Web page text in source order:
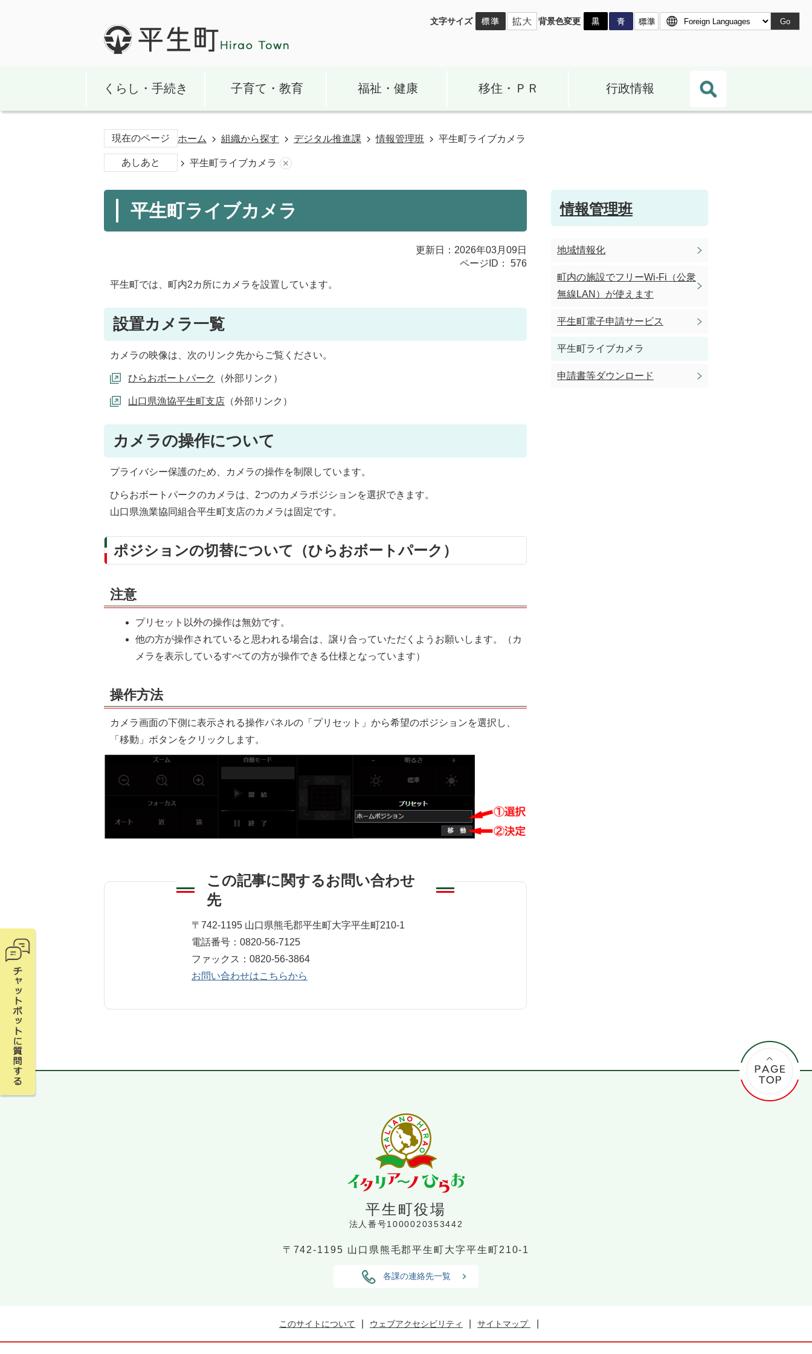
文字サイズ 背景色変更 Go
くらし・手続き 子育て・教育 福祉・健康 移住・ＰＲ 行政情報
現在のページ ホーム 組織から探す デジタル推進課 情報管理班 平生町ライブカメラ
あしあと 平生町ライブカメラ
平生町ライブカメラ
更新日：2026年03月09日
ページID：
576
平生町では、町内2カ所にカメラを設置しています。
設置カメラ一覧
カメラの映像は、次のリンク先からご覧ください。
ひらおボートパーク （外部リンク）
山口県漁協平生町支店 （外部リンク）
カメラの操作について
プライバシー保護のため、カメラの操作を制限しています。
ひらおボートパークのカメラは、2つのカメラポジションを選択できます。
山口県漁業協同組合平生町支店のカメラは固定です。
ポジションの切替について（ひらおボートパーク）
注意
プリセット以外の操作は無効です。
他の方が操作されていると思われる場合は、譲り合っていただくようお願いします。（カ
メラを表示しているすべての方が操作できる仕様となっています）
操作方法
カメラ画面の下側に表示される操作パネルの「プリセット」から希望のポジションを選択し、
「移動」ボタンをクリックします。
この記事に関するお問い合わせ
先
デジタル推進課 情報管理班
〒742-1195 山口県熊毛郡平生町大字平生町210-1
電話番号：0820-56-7125
ファックス：0820-56-3864
お問い合わせはこちらから
情報管理班
地域情報化
町内の施設でフリーWi-Fi（公衆
無線LAN）が使えます
平生町電子申請サービス
平生町ライブカメラ
申請書等ダウンロード
平生町役場
法人番号1000020353442
〒742-1195 山口県熊毛郡平生町大字平生町210-1
各課の連絡先一覧
このサイトについて ウェブアクセシビリティ サイトマップ